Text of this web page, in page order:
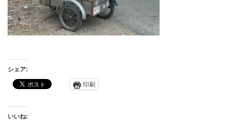
シェア:
印刷
いいね: